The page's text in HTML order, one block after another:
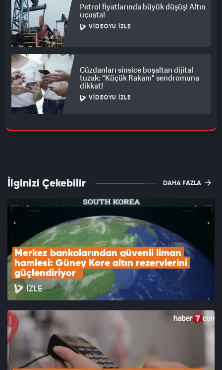
Petrol fiyatlarında büyük düşüş! Altın
uçuşta!
VIDEOYU İZLE
Cüzdanları sinsice boşaltan dijital
tuzak: "Küçük Rakam" sendromuna
dikkat!
VIDEOYU İZLE
İlginizi Çekebilir DAHA FAZLA
Merkez bankalarından güvenli liman
hamlesi: Güney Kore altın rezervlerini
güçlendiriyor
İZLE